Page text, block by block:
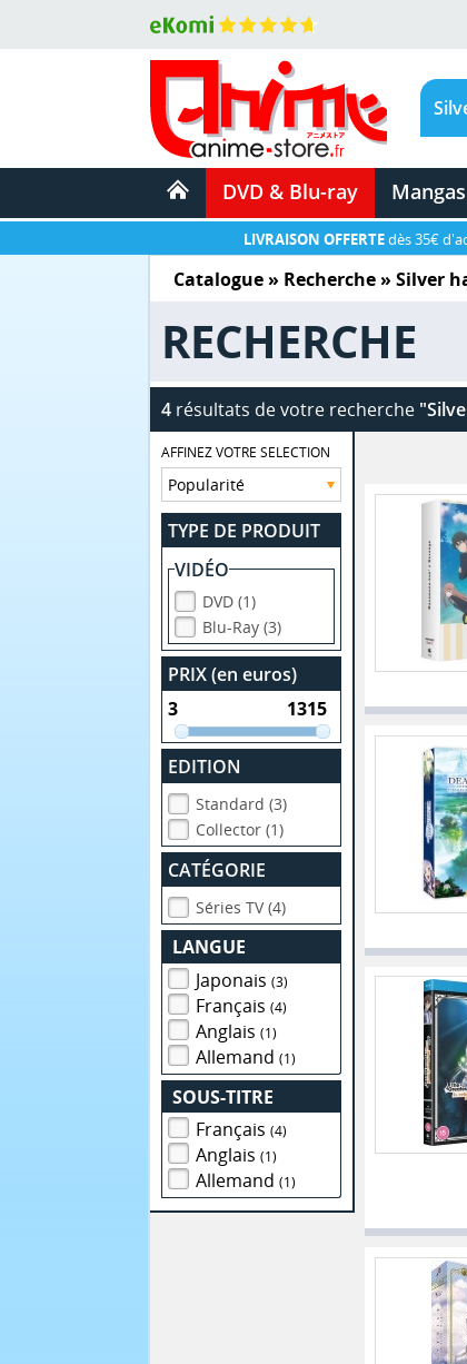
DVD & Blu-ray Mangas
LIVRAISON OFFERTEdès 35€
Catalogue» Recherche » Silver
RECHERCHE
4résultats de votre recherche
AFFINEZ VOTRE SELECTION
TYPE DE PRODUIT
VIDÉO
DVD (1)
Blu-Ray (3)
PRIX (en euros)
EDITION
Standard (3)
Collector (1)
CATÉGORIE
Séries TV (4)
LANGUE
Japonais(3)
Français(4)
Anglais(1)
Allemand(1)
SOUS-TITRE
Français(4)
Anglais(1)
Allemand(1)